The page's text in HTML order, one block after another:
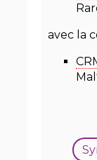
avec la